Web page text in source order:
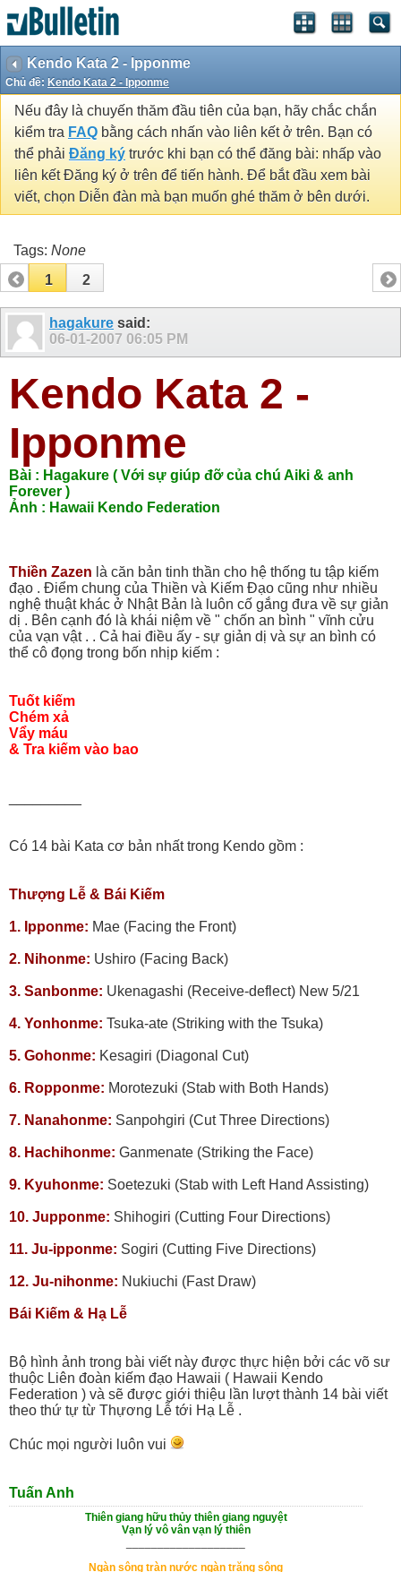
Kendo Kata 2 - Ipponme
Chủ đề: Kendo Kata 2 - Ipponme
Nếu đây là chuyến thăm đầu tiên của bạn, hãy chắc chắn
kiểm tra FAQ bằng cách nhấn vào liên kết ở trên. Bạn có
thể phải Đăng ký trước khi bạn có thể đăng bài: nhấp vào
liên kết Đăng ký ở trên để tiến hành. Để bắt đầu xem bài
viết, chọn Diễn đàn mà bạn muốn ghé thăm ở bên dưới.
Tags: None
1
2
hagakure said:
06-01-2007 06:05 PM
Kendo Kata 2 -
Ipponme
Bài : Hagakure ( Với sự giúp đỡ của chú Aiki & anh
Forever )
Ảnh : Hawaii Kendo Federation
Thiền Zazen là căn bản tinh thần cho hệ thống tu tập kiếm
đạo . Điểm chung của Thiền và Kiếm Đạo cũng như nhiều
nghệ thuật khác ở Nhật Bản là luôn cố gắng đưa về sự giản
dị . Bên cạnh đó là khái niệm về " chốn an bình " vĩnh cửu
của vạn vật . . Cả hai điều ấy - sự giản dị và sự an bình có
thể cô đọng trong bốn nhịp kiếm :
Tuốt kiếm
Chém xả
Vẩy máu
& Tra kiếm vào bao
Có 14 bài Kata cơ bản nhất trong Kendo gồm :
Thượng Lễ & Bái Kiếm
1. Ipponme: Mae (Facing the Front)
2. Nihonme: Ushiro (Facing Back)
3. Sanbonme: Ukenagashi (Receive-deflect) New 5/21
4. Yonhonme: Tsuka-ate (Striking with the Tsuka)
5. Gohonme: Kesagiri (Diagonal Cut)
6. Ropponme: Morotezuki (Stab with Both Hands)
7. Nanahonme: Sanpohgiri (Cut Three Directions)
8. Hachihonme: Ganmenate (Striking the Face)
9. Kyuhonme: Soetezuki (Stab with Left Hand Assisting)
10. Jupponme: Shihogiri (Cutting Four Directions)
11. Ju-ipponme: Sogiri (Cutting Five Directions)
12. Ju-nihonme: Nukiuchi (Fast Draw)
Bái Kiếm & Hạ Lễ
Bộ hình ảnh trong bài viết này được thực hiện bởi các võ sư
thuộc Liên đoàn kiếm đạo Hawaii ( Hawaii Kendo
Federation ) và sẽ được giới thiệu lần lượt thành 14 bài viết
theo thứ tự từ Thựơng Lễ tới Hạ Lễ .
Chúc mọi người luôn vui
Tuấn Anh
Thiên giang hữu thủy thiên giang nguyệt
Vạn lý vô vân vạn lý thiên
Ngàn sông tràn nước ngàn trăng sông